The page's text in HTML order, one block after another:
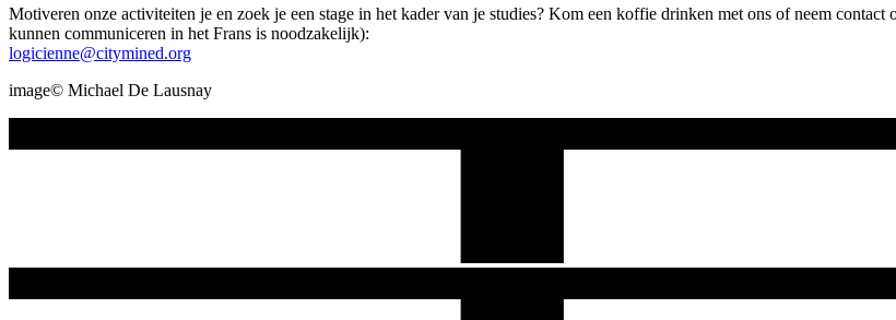
Motiveren onze activiteiten je en zoek je een stage in het kader van je studies? Kom een koffie drinken met ons of neem
kunnen communiceren in het Frans is noodzakelijk):
logicienne@citymined.org
image©️ Michael De Lausnay